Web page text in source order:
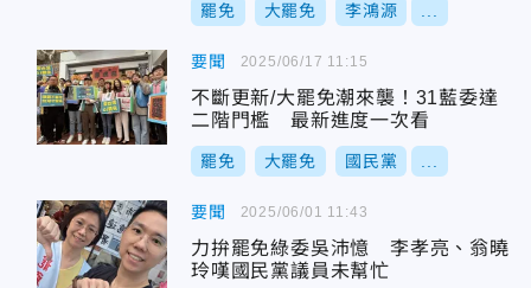
罷免 大罷免 李鴻源
要聞
不斷更新/大罷免潮來襲！31藍委達
二階門檻 最新進度一次看
罷免 大罷免 國民黨
2025/06/17 11:15
要聞
力拚罷免綠委吳沛憶 李孝亮、翁曉
玲嘆國民黨議員未幫忙
2025/06/01 11:43